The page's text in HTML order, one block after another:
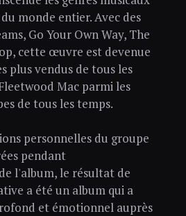
monde entier. Avec des
Go Your Own Way, The
cette œuvre est devenue
plus vendus de tous les
Mac parmi les
de tous les temps.
personnelles du groupe
pendant
l'album, le résultat de
a été un album qui a
et émotionnel auprès